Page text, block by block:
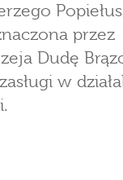
przez
Dudę
w